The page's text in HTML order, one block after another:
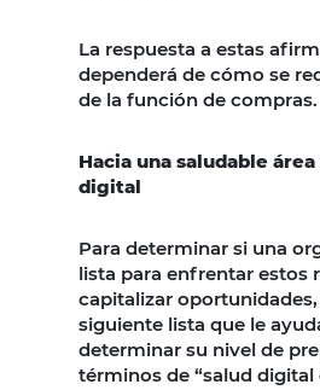
La respuesta a estas
dependerá de cómo se
de la función de compras.
Hacia una saludable
digital
Para determinar si una
lista para enfrentar estos
capitalizar
siguiente lista que le
determinar su nivel de
términos de “salud digital